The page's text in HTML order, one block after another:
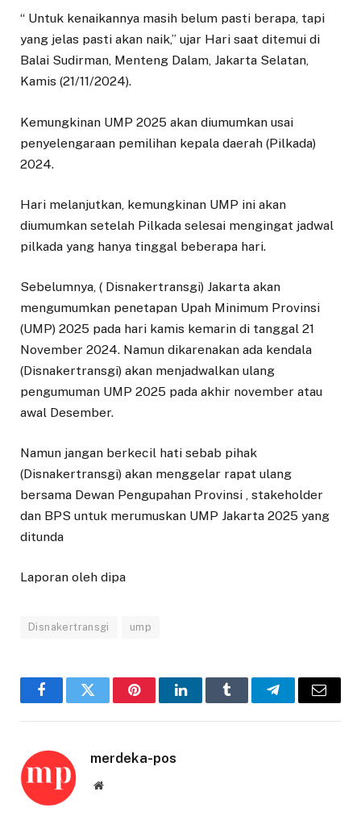
“ Untuk kenaikannya masih belum pasti berapa, tapi
yang jelas pasti akan naik,” ujar Hari saat ditemui di
Balai Sudirman, Menteng Dalam, Jakarta Selatan,
Kamis (21/11/2024).
Kemungkinan UMP 2025 akan diumumkan usai
penyelengaraan pemilihan kepala daerah (Pilkada)
2024.
Hari melanjutkan, kemungkinan UMP ini akan
diumumkan setelah Pilkada selesai mengingat jadwal
pilkada yang hanya tinggal beberapa hari.
Sebelumnya, ( Disnakertransgi) Jakarta akan
mengumumkan penetapan Upah Minimum Provinsi
(UMP) 2025 pada hari kamis kemarin di tanggal 21
November 2024. Namun dikarenakan ada kendala
(Disnakertransgi) akan menjadwalkan ulang
pengumuman UMP 2025 pada akhir november atau
awal Desember.
Namun jangan berkecil hati sebab pihak
(Disnakertransgi) akan menggelar rapat ulang
bersama Dewan Pengupahan Provinsi , stakeholder
dan BPS untuk merumuskan UMP Jakarta 2025 yang
ditunda
Laporan oleh dipa
Disnakertransgi ump
FacebookTwitter PinterestLinkedInTumblr TelegramEmail
merdeka-pos
Website